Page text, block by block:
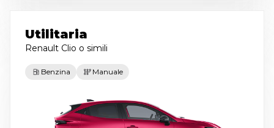
Utilitaria
Renault Clio o simili
Benzina Manuale